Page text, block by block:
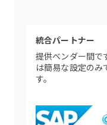
統合パートナー
提供ベンダー間で
は簡易な設定のみ
す。